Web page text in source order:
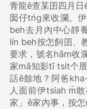
青龍ê查某囝四月
囡仔tńg來收瀾。
beh去月內中心靜
lín beh按怎飼囝、
要求，號名hām收
家mā知影tī tsit个
話ê餘地？阿爸
人面前伊tsiah m̄
家」ê家內事，按